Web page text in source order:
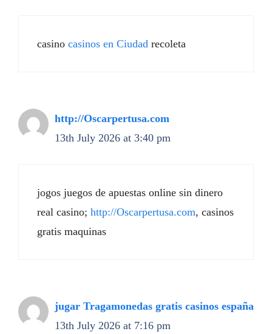
casino casinos en Ciudad recoleta
http://Oscarpertusa.com
13th July 2026 at 3:40 pm
jogos juegos de apuestas online sin dinero
real casino; http://Oscarpertusa.com, casinos
gratis maquinas
jugar Tragamonedas gratis casinos españa
13th July 2026 at 7:16 pm